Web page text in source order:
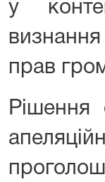
у
прав
Рішення